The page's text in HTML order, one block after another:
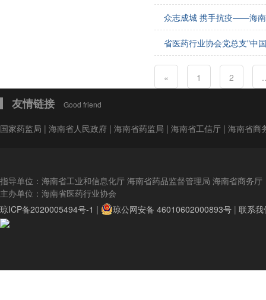
众志成城 携手抗疫——海南
省医药行业协会党总支"中
« 1 2
友情链接 Good friend
国家药监局 | 海南省人民政府 | 海南省药监局 | 海南省工信厅 | 海南省商
指导单位：海南省工业和信息化厅 海南省药品监督管理局 海南省商务厅
主办单位：海南省医药行业协会
琼ICP备2020005494号-1 |
琼公网安备 46010602000893号 | 联系我